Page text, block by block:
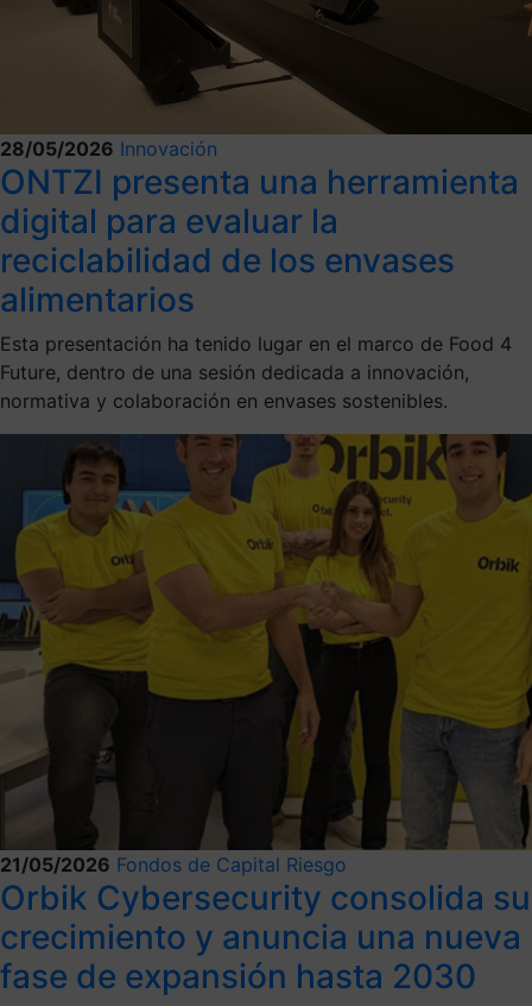
28/05/2026 Innovación
ONTZI presenta una herramienta
digital para evaluar la
reciclabilidad de los envases
alimentarios
Esta presentación ha tenido lugar en el marco de Food 4
Future, dentro de una sesión dedicada a innovación,
normativa y colaboración en envases sostenibles.
21/05/2026 Fondos de Capital Riesgo
Orbik Cybersecurity consolida su
crecimiento y anuncia una nueva
fase de expansión hasta 2030